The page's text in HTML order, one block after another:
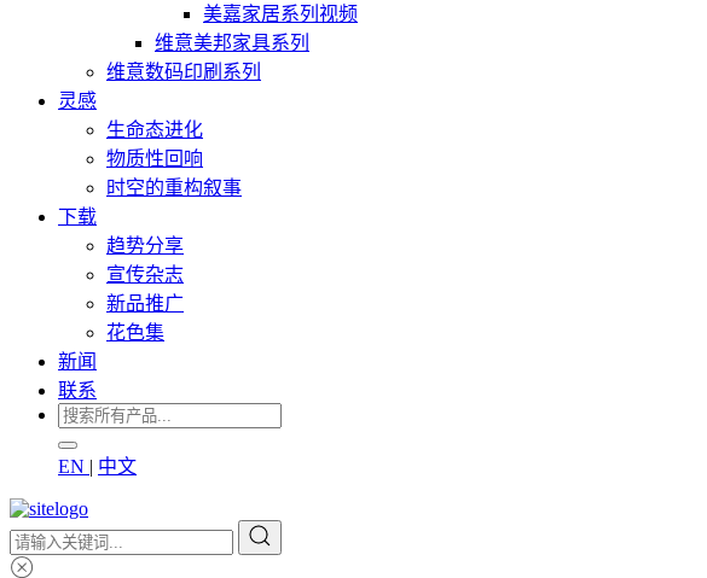
美嘉家居系列视频
维意美邦家具系列
维意数码印刷系列
灵感
生命态进化
物质性回响
时空的重构叙事
下载
趋势分享
宣传杂志
新品推广
花色集
新闻
联系
EN | 中文